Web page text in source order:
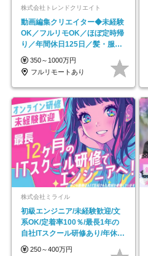
株式会社トレンドクリエイト
動画編集クリエイター◆未経験
OK／フルリモOK／ほぼ定時帰
り／年間休日125日／髪・服・
ネイル自由／副業OK
350～1000万円
フルリモートあり
株式会社ミライル
初級エンジニア/未経験歓迎/文
系OK/定着率100％/最長1年の
自社ITスクール研修あり/年休
130日
250～400万円